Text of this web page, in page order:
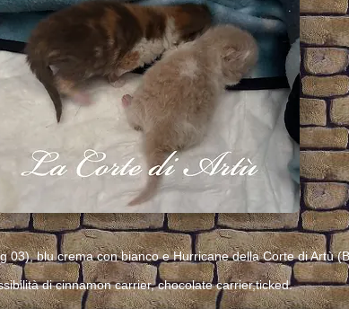
03), blu crema con bianco e Hurricane della Corte di Artù
di cinnamon carrier, chocolate carrier,ticked.